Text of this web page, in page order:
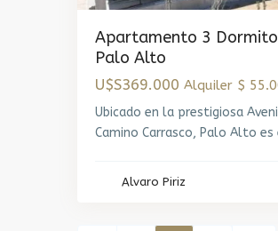
Apartamento 3
Palo Alto
U$S369.000 Alquiler $
Ubicado en la prestigiosa
Camino Carrasco, Palo Alto es
Alvaro Piriz